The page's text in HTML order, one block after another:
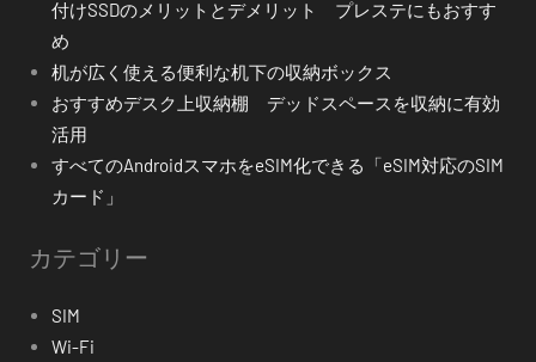
付けSSDのメリットとデメリット プレステにもおすす
め
机が広く使える便利な机下の収納ボックス
おすすめデスク上収納棚 デッドスペースを収納に有効
活用
すべてのAndroidスマホをeSIM化できる「eSIM対応のSIM
カード」
カテゴリー
SIM
Wi-Fi